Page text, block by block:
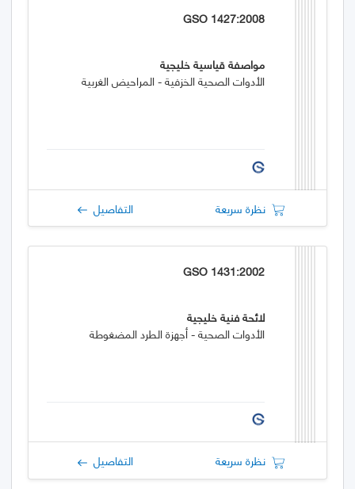
GSO 1427:2008
مواصفة قياسية خليجية
الأدوات الصحية الخزفية - المراحيض الغربية
نظرة سريعة التفاصيل
GSO 1431:2002
لائحة فنية خليجية
الأدوات الصحية - أجهزة الطرد المضغوطة
نظرة سريعة التفاصيل